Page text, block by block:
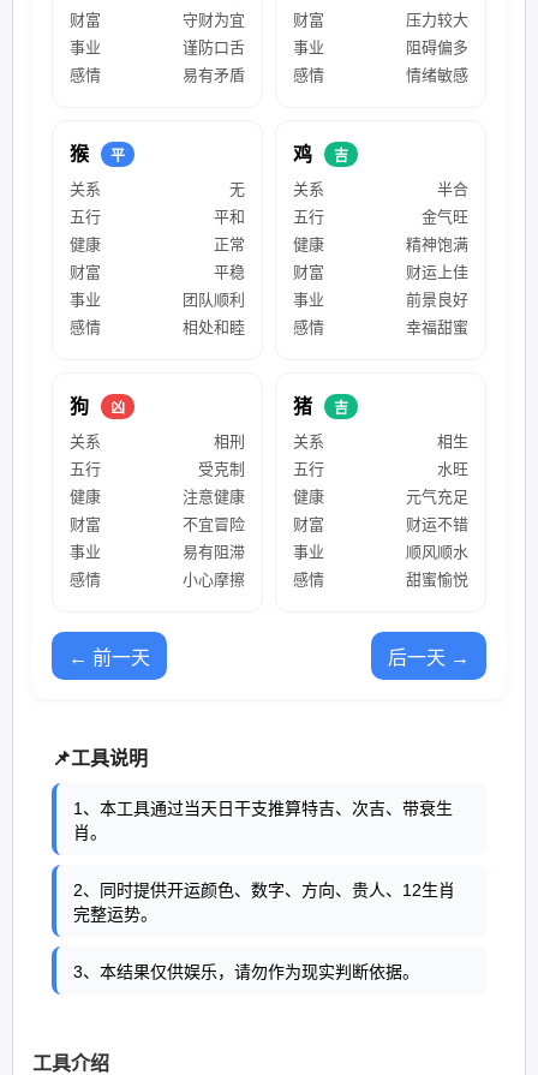
财富
守财为宜
事业
谨防口舌
感情
易有矛盾
财富
压力较大
事业
阻碍偏多
感情
情绪敏感
猴 平
关系
无
五行
平和
健康
正常
财富
平稳
事业
团队顺利
感情
相处和睦
鸡 吉
关系
半合
五行
金气旺
健康
精神饱满
财富
财运上佳
事业
前景良好
感情
幸福甜蜜
狗 凶
关系
相刑
五行
受克制
健康
注意健康
财富
不宜冒险
事业
易有阻滞
感情
小心摩擦
猪 吉
关系
相生
五行
水旺
健康
元气充足
财富
财运不错
事业
顺风顺水
感情
甜蜜愉悦
← 前一天 后一天 →
📌工具说明
1、本工具通过当天日干支推算特吉、次吉、带衰生
肖。
2、同时提供开运颜色、数字、方向、贵人、12生肖
完整运势。
3、本结果仅供娱乐，请勿作为现实判断依据。
工具介绍